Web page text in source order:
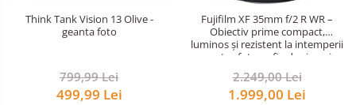
Think Tank Vision 13 Olive -
geanta foto
799,99 Lei
499,99 Lei
Fujifilm XF 35mm f/2 R WR –
Obiectiv prime compact,
luminos și rezistent la intemperii
pentru fotografie de zi cu zi
2.249,00 Lei
1.999,00 Lei